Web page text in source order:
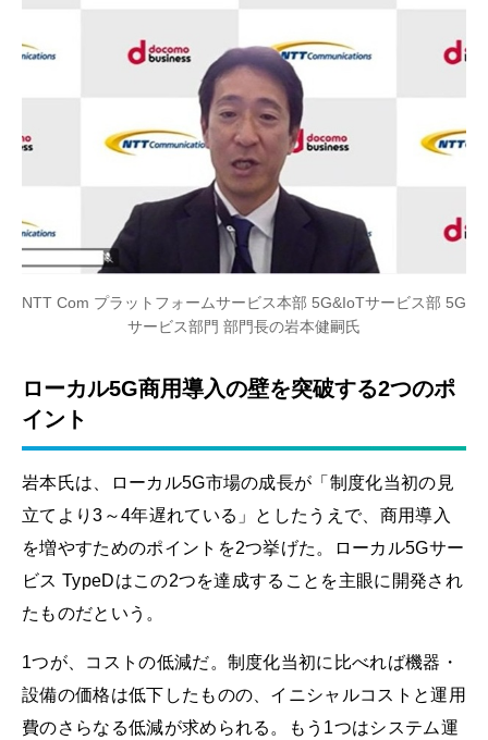
NTT Com プラットフォームサービス本部 5G&IoTサービス部 5G
サービス部門 部門長の岩本健嗣氏
ローカル5G商用導入の壁を突破する2つのポ
イント
岩本氏は、ローカル5G市場の成長が「制度化当初の見
立てより3～4年遅れている」としたうえで、商用導入
を増やすためのポイントを2つ挙げた。ローカル5Gサー
ビス TypeDはこの2つを達成することを主眼に開発され
たものだという。
1つが、コストの低減だ。制度化当初に比べれば機器・
設備の価格は低下したものの、イニシャルコストと運用
費のさらなる低減が求められる。もう1つはシステム運